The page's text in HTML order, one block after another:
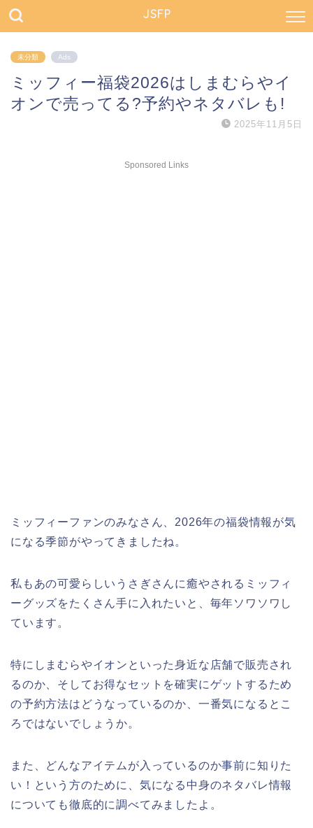
JSFP
未分類 Ads
ミッフィー福袋2026はしまむらやイ
オンで売ってる?予約やネタバレも!
2025年11月5日
Sponsored Links
ミッフィーファンのみなさん、2026年の福袋情報が気
になる季節がやってきましたね。
私もあの可愛らしいうさぎさんに癒やされるミッフィ
ーグッズをたくさん手に入れたいと、毎年ソワソワし
ています。
特にしまむらやイオンといった身近な店舗で販売され
るのか、そしてお得なセットを確実にゲットするため
の予約方法はどうなっているのか、一番気になるとこ
ろではないでしょうか。
また、どんなアイテムが入っているのか事前に知りた
い！という方のために、気になる中身のネタバレ情報
についても徹底的に調べてみましたよ。